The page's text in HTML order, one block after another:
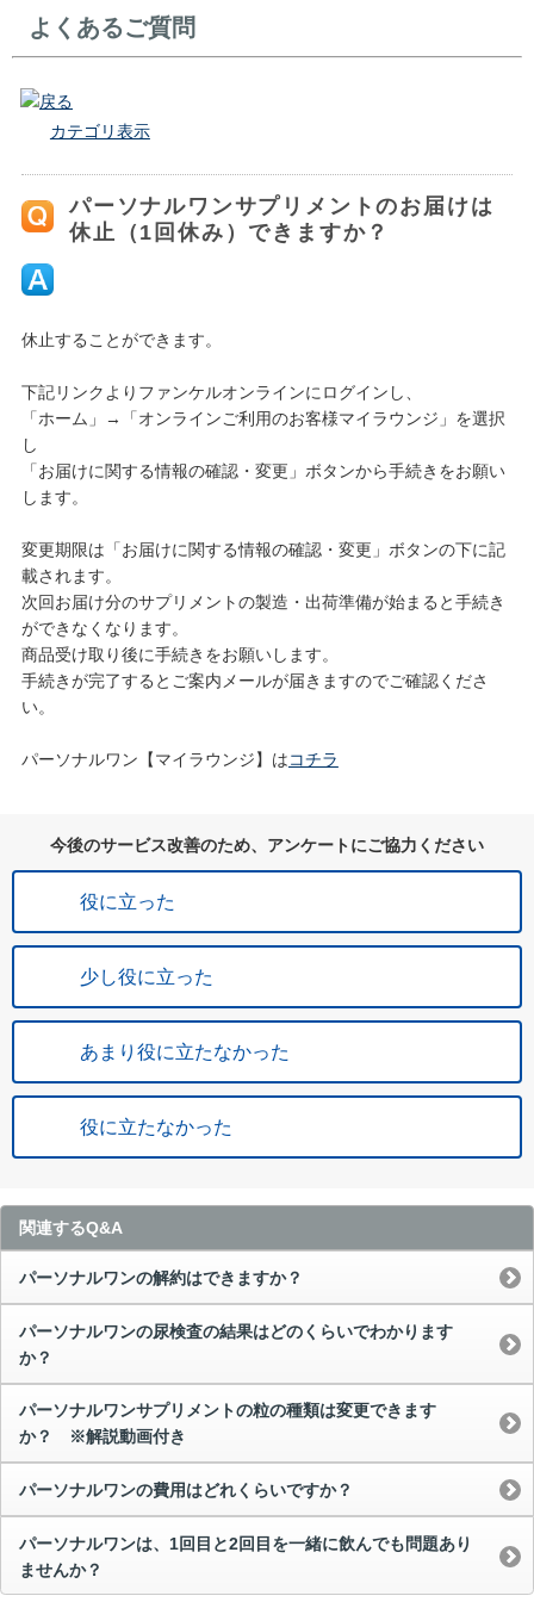
よくあるご質問
戻る
カテゴリ表示
パーソナルワンサプリメントのお届けは
休止（1回休み）できますか？
休止することができます。
下記リンクよりファンケルオンラインにログインし、
「ホーム」→「オンラインご利用のお客様マイラウンジ」を選択
し
「お届けに関する情報の確認・変更」ボタンから手続きをお願い
します。
変更期限は「お届けに関する情報の確認・変更」ボタンの下に記
載されます。
次回お届け分のサプリメントの製造・出荷準備が始まると手続き
ができなくなります。
商品受け取り後に手続きをお願いします。
手続きが完了するとご案内メールが届きますのでご確認くださ
い。
パーソナルワン【マイラウンジ】はコチラ
今後のサービス改善のため、アンケートにご協力ください
役に立った
少し役に立った
あまり役に立たなかった
役に立たなかった
関連するQ&A
パーソナルワンの解約はできますか？
パーソナルワンの尿検査の結果はどのくらいでわかります
か？
パーソナルワンサプリメントの粒の種類は変更できます
か？ ※解説動画付き
パーソナルワンの費用はどれくらいですか？
パーソナルワンは、1回目と2回目を一緒に飲んでも問題あり
ませんか？